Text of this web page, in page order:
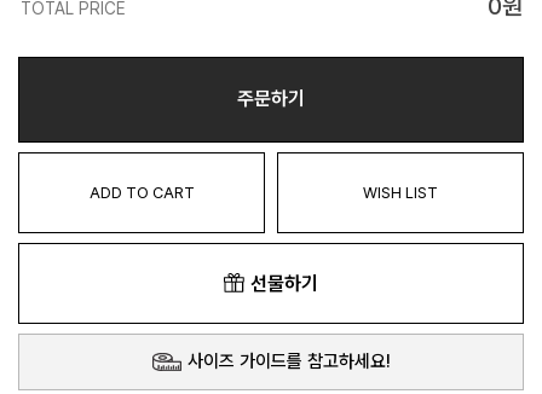
TOTAL PRICE 0원
주문하기
ADD TO CART WISH LIST
선물하기
사이즈 가이드를 참고하세요!